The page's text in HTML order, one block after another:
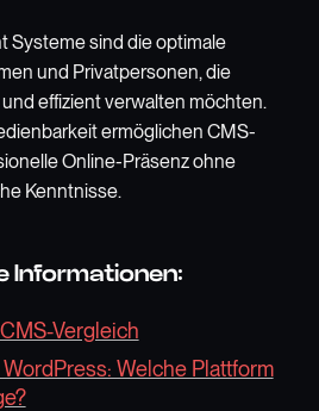
Systeme sind die optimale
und Privatpersonen, die
effizient verwalten möchten.
ermöglichen CMS-
Online-Präsenz ohne
Kenntnisse.
Informationen:
Vergleich
Welche Plattform